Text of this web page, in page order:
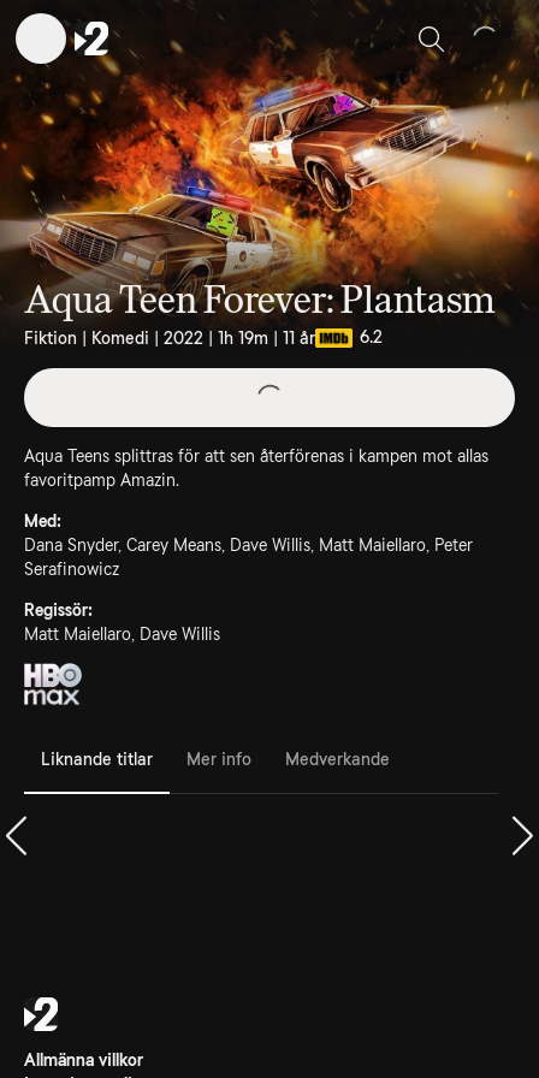
Sök
Aqua Teen Forever: Plantasm
Fiktion | Komedi | 2022 | 1h 19m | 11 år 6.2
Aqua Teens splittras för att sen återförenas i kampen mot allas
favoritpamp Amazin.
Med:
Dana Snyder, Carey Means, Dave Willis, Matt Maiellaro, Peter
Serafinowicz
Regissör:
Matt Maiellaro, Dave Willis
Liknande titlar Mer info Medverkande
Allmänna villkor